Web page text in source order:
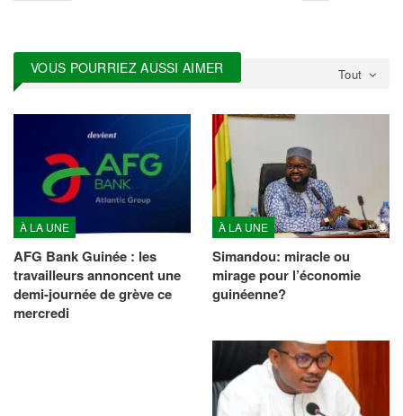
Tout
VOUS POURRIEZ AUSSI AIMER
À LA UNE
AFG Bank Guinée : les
travailleurs annoncent une
demi-journée de grève ce
mercredi
À LA UNE
Simandou: miracle ou
mirage pour l’économie
guinéenne?